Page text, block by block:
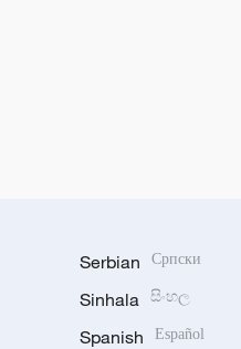
Serbian Српски
Sinhala සිංහල
Spanish Español